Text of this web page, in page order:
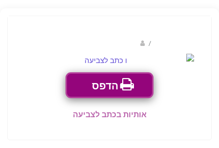
/
הדפס
אותיות בכתב לצביעה